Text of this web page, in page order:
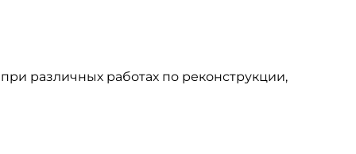
различных работах по реконструкции,